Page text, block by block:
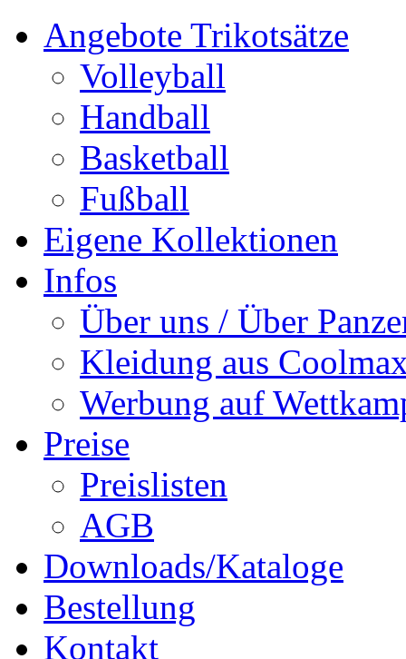
Angebote Trikotsätze
Volleyball
Handball
Basketball
Fußball
Eigene Kollektionen
Infos
Über uns / Über
Kleidung aus
Werbung auf
Preise
Preislisten
AGB
Downloads/Kataloge
Bestellung
Kontakt